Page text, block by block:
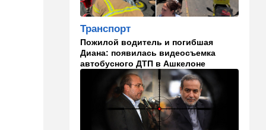
Иранцы бьют по арабским
танкерам и шантажируют
мир, выдвигая требования к
США
17:17 В мире
Дурной пример заразителен:
Анкара тоже начала
закручивать гайки
Деньги
Транспорт
Пожилой водитель и погибшая
Диана: появилась видеосъемка
автобусного ДТП в Ашкелоне